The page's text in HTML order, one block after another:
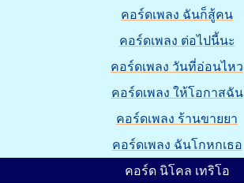
คอร์ดเพลง ฉันก็สู้คน
คอร์ดเพลง ต่อไปนี้นะ
คอร์ดเพลง วันที่อ่อนไหว
คอร์ดเพลง ให้โอกาสฉัน
คอร์ดเพลง ร้านขายยา
คอร์ดเพลง ฉันโกหกเธอ
คอร์ด นิโคล เทริโอ